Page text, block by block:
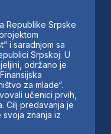
Republike Srpske
i saradnjom sa
Srpskoj. U
održano je
za mlade“.
učenici prvih,
Cilj predavanja je
znanja iz